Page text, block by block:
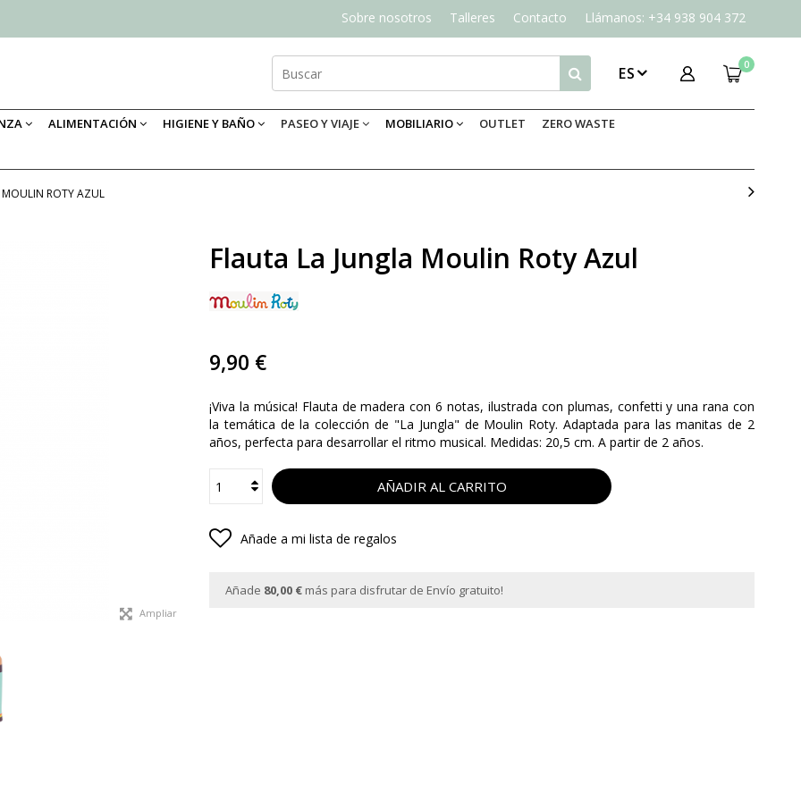
Sobre nosotros Talleres Contacto Llámanos: +34 938 904 372
0
ES
ALIMENTACIÓN HIGIENE Y BAÑO PASEO Y VIAJE MOBILIARIO OUTLET ZERO WASTE
ROTY AZUL
Ampliar
Flauta La Jungla Moulin Roty Azul
9,90 €
¡Viva la música! Flauta de madera con 6 notas, ilustrada con plumas, confetti y una rana con
la temática de la colección de "La Jungla" de Moulin Roty. Adaptada para las manitas de 2
años, perfecta para desarrollar el ritmo musical. Medidas: 20,5 cm. A partir de 2 años.
AÑADIR AL CARRITO
Añade a mi lista de regalos
Añade 80,00 € más para disfrutar de Envío gratuito!